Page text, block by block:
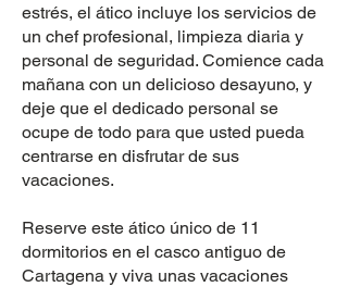
estrés, el ático incluye los servicios de
un chef profesional, limpieza diaria y
personal de seguridad. Comience cada
mañana con un delicioso desayuno, y
deje que el dedicado personal se
ocupe de todo para que usted pueda
centrarse en disfrutar de sus
vacaciones.
Reserve este ático único de 11
dormitorios en el casco antiguo de
Cartagena y viva unas vacaciones